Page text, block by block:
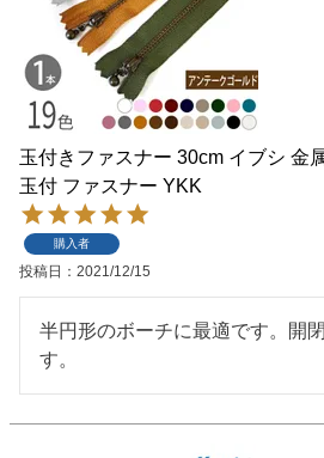
玉付きファスナー 30cm イブシ 金
玉付 ファスナー YKK
購入者
投稿日 2021/12/15
半円形のボーチに最適です。開
す。